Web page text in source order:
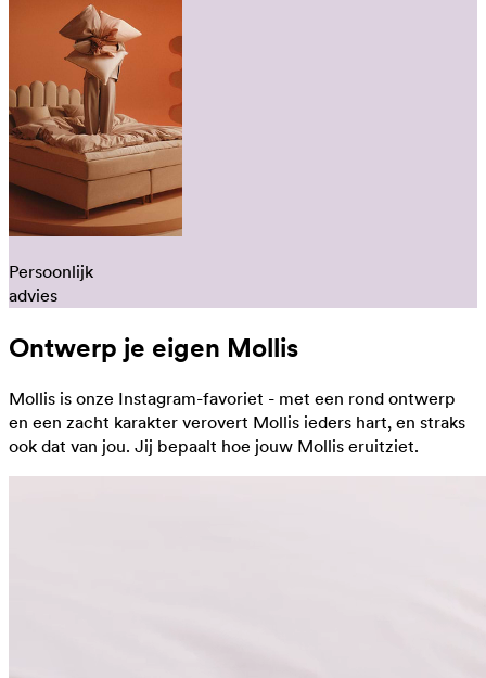
Persoonlijk
advies
Ontwerp je eigen Mollis
Mollis is onze Instagram-favoriet - met een rond ontwerp
en een zacht karakter verovert Mollis ieders hart, en straks
ook dat van jou. Jij bepaalt hoe jouw Mollis eruitziet.